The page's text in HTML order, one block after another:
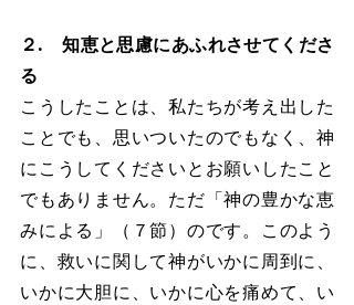
２.　知恵と思慮にあふれさせてくださ
る
こうしたことは、私たちが考え出した
ことでも、思いついたのでもなく、神
にこうしてくださいとお願いしたこと
でもありません。ただ「神の豊かな恵
みによる」（７節）のです。このよう
に、救いに関して神がいかに周到に、
いかに大胆に、いかに心を痛めて、い